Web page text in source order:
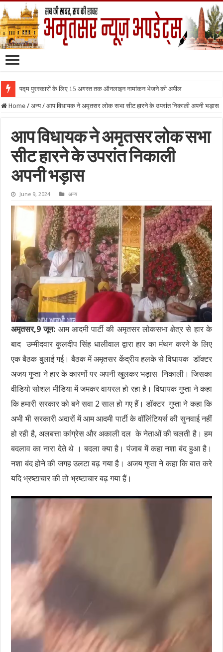
पद्म पुरस्कारों के लिए 15 अगस्त तक ऑनलाइन नामांकन भेजने की अपील
Home / अन्य / आप विधायक ने अमृतसर लोक सभा सीट हारने के उपरांत निकाली अपनी भड़ास
आप विधायक ने अमृतसर लोक सभा
सीट हारने के उपरांत निकाली
अपनी भड़ास
June 9, 2024 अन्य
अमृतसर,9 जून: आम आदमी पार्टी की अमृतसर लोकसभा क्षेत्र से हार के
बाद उम्मीदवार कुलदीप सिंह धालीवाल द्वारा हार का मंथन करने के लिए
एक बैठक बुलाई गई। बैठक में अमृतसर केंद्रीय हलके से विधायक डॉक्टर
अजय गुप्ता ने हार के कारणों पर अपनी खुलकर भड़ास निकाली। जिसका
वीडियो सोशल मीडिया में जमकर वायरल हो रहा है। विधायक गुप्ता ने कहा
कि हमारी सरकार को बने सवा 2 साल हो गए हैं। डॉक्टर गुप्ता ने कहा कि
अभी भी सरकारी अदारों में आम आदमी पार्टी के वॉलिंटियर्स की सुनवाई नहीं
हो रही है, अलबत्ता कांग्रेस और अकाली दल के नेताओं की चलती है। हम
बदलाव का नारा देते थे । बदला क्या है। पंजाब में कहा नशा बंद हुआ है।
नशा बंद होने की जगह उलटा बढ़ गया है। अजय गुप्ता ने कहा कि बात करे
यदि भ्रष्टाचार की तो भ्रष्टाचार बढ़ गया हैं।